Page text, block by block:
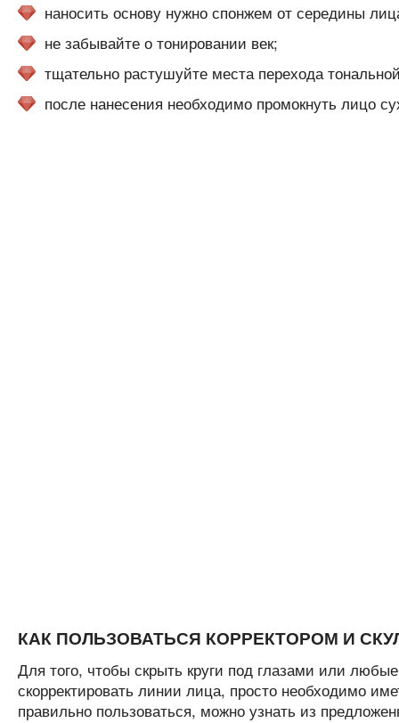
наносить основу нужно спонжем от середины
не забывайте о тонировании век;
тщательно растушуйте места перехода
после нанесения необходимо промокнуть лицо
КАК ПОЛЬЗОВАТЬСЯ КОРРЕКТОРОМ И
Для того, чтобы скрыть круги под глазами или
скорректировать линии лица, просто необходимо
правильно пользоваться, можно узнать из